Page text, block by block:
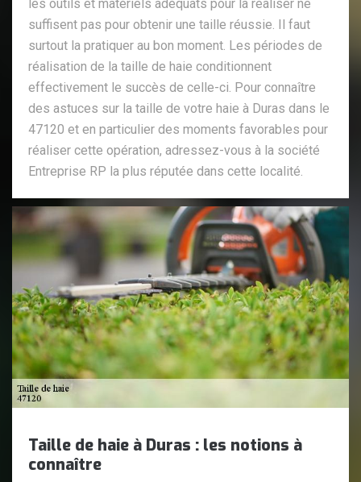
les outils et matériels adéquats pour la réaliser ne
suffisent pas pour obtenir une taille réussie. Il faut
surtout la pratiquer au bon moment. Les périodes de
réalisation de la taille de haie conditionnent
effectivement le succès de celle-ci. Pour connaître
des astuces sur la taille de votre haie à Duras dans le
47120 et en particulier des moments favorables pour
réaliser cette opération, adressez-vous à la société
Entreprise RP la plus réputée dans cette localité.
Taille de haie à Duras : les notions à
connaître